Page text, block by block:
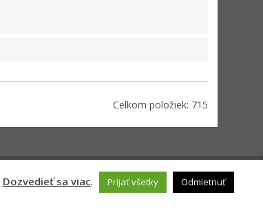
Celkom položiek: 715
Dozvedieť sa viac. Prijať všetky
Odmietnuť